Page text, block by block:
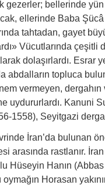
gezerler; bellerinde
ellerinde Baba
tahtadan, gayet
Vücutlarında
dolaşırlardı. Esrar
abdalların topluca
vermeyen,
uydururlardı. Kanuni
1558), Seyitgazi
İran’da bulunan
arasında rastlanır.
Hüseyin Hanın
oymağın Horasan